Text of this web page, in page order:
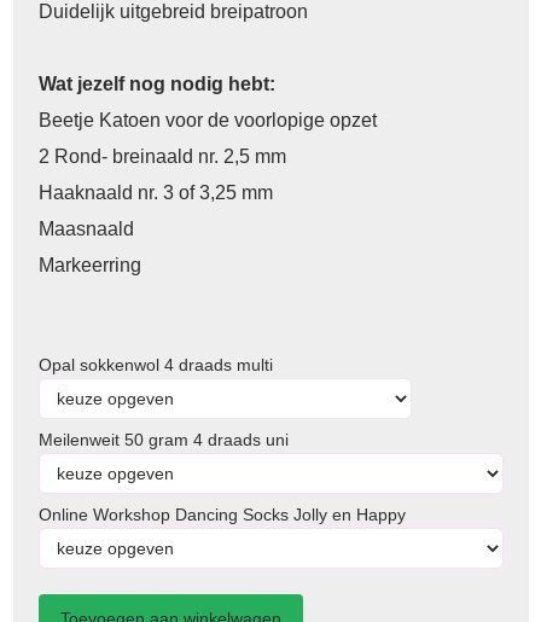
Duidelijk uitgebreid breipatroon
Wat jezelf nog nodig hebt:
Beetje Katoen voor de voorlopige opzet
2 Rond- breinaald nr. 2,5 mm
Haaknaald nr. 3 of 3,25 mm
Maasnaald
Markeerring
Opal sokkenwol 4 draads multi
Meilenweit 50 gram 4 draads uni
Online Workshop Dancing Socks Jolly en Happy